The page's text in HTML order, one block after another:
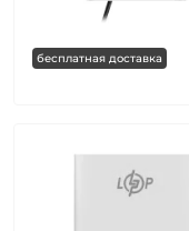
бесплатная доставка